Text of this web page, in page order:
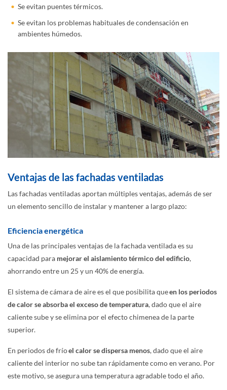
Se evitan puentes térmicos.
Se evitan los problemas habituales de condensación en
ambientes húmedos.
Ventajas de las fachadas ventiladas
Las fachadas ventiladasaportan múltiples ventajas, además de ser
un elemento sencillo de instalar y mantener a largo plazo:
Eficiencia energética
Una de las principales ventajas de la fachada ventilada es su
capacidad para mejorar el aislamiento térmico del edificio,
ahorrando entre un 25 y un 40% de energía.
El sistema de cámara de aire es el que posibilita queen los periodos
de calor se absorba el exceso de temperatura, dado que el aire
caliente sube y se elimina por el efecto chimenea de la parte
superior.
En periodos de fríoel calor se dispersa menos, dado que el aire
caliente del interior no sube tan rápidamente como en verano. Por
este motivo, se asegura una temperatura agradable todo el año.